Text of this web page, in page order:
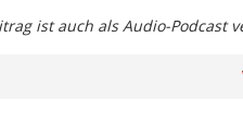
ist auch als Audio-Podcast